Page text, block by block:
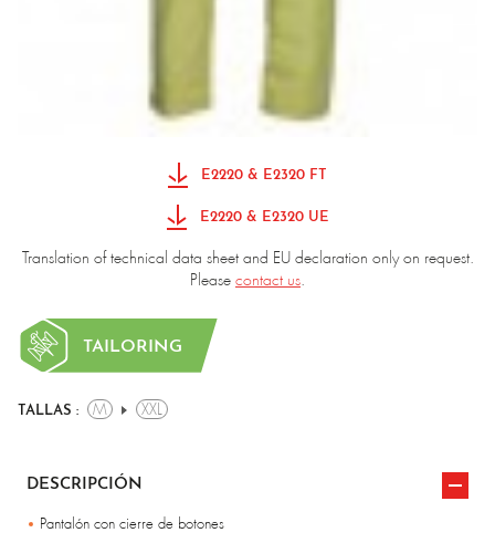
E2220 & E2320 FT
E2220 & E2320 UE
Translation of technical data sheet and EU declaration only on request.
Please contact us.
TAILORING
TALLAS : M XXL
DESCRIPCIÓN
Pantalón con cierre de botones